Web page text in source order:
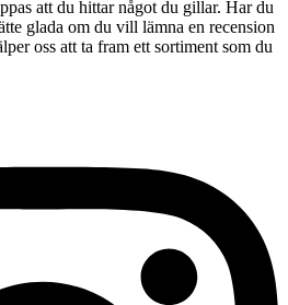
att du hittar något du gillar. Har du
glada om du vill lämna en recension
oss att ta fram ett sortiment som du